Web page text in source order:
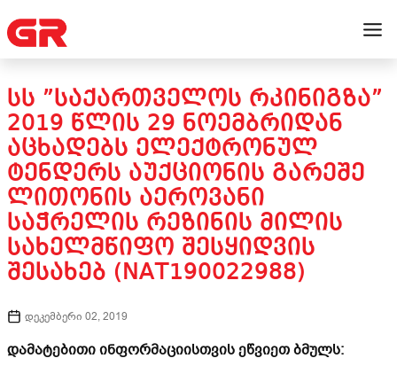
ᲡᲡ ”ᲡᲐᲥᲐᲠᲗᲕᲔᲚᲝᲡ ᲠᲙᲘᲜᲘᲒᲖᲐ”
2019 ᲬᲚᲘᲡ 29 ᲜᲝᲔᲛᲑᲠᲘᲓᲐᲜ
ᲐᲪᲮᲐᲓᲔᲑᲡ ᲔᲚᲔᲥᲢᲠᲝᲜᲣᲚ
ᲢᲔᲜᲓᲔᲠᲡ ᲐᲣᲥᲪᲘᲝᲜᲘᲡ ᲒᲐᲠᲔᲨᲔ
ᲚᲘᲗᲝᲜᲘᲡ ᲐᲔᲠᲝᲕᲐᲜᲘ
ᲡᲐᲭᲠᲔᲚᲘᲡ ᲠᲔᲖᲘᲜᲘᲡ ᲛᲘᲚᲘᲡ
ᲡᲐᲮᲔᲚᲛᲬᲘᲤᲝ ᲨᲔᲡᲧᲘᲓᲕᲘᲡ
ᲨᲔᲡᲐᲮᲔᲑ (NAT190022988)
დეკემბერი 02, 2019
დამატებითი ინფორმაციისთვის ეწვიეთ ბმულს: